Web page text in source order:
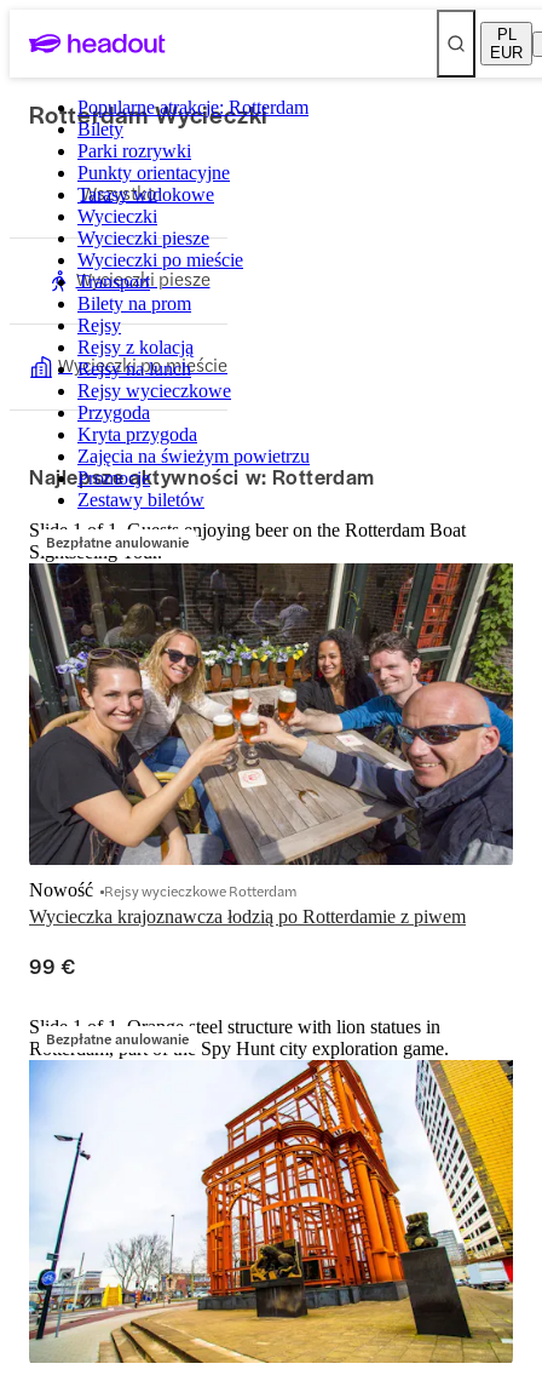
PL
EUR
Popularne atrakcje: Rotterdam
Bilety
Parki rozrywki
Punkty orientacyjne
Tarasy widokowe
Wycieczki
Wycieczki piesze
Wycieczki po mieście
Transport
Bilety na prom
Rejsy
Rejsy z kolacją
Rejsy na lunch
Rejsy wycieczkowe
Przygoda
Kryta przygoda
Zajęcia na świeżym powietrzu
Promocje
Zestawy biletów
Rotterdam Wycieczki
Wszystko
Wycieczki piesze
Wycieczki po mieście
Najlepsze aktywności w: Rotterdam
Bezpłatne anulowanie
Slide 1 of 1, Guests enjoying beer on the Rotterdam Boat
Sightseeing Tour.
Wycieczka krajoznawcza łodzią po Rotterdamie z piwem
Nowość Rejsy wycieczkowe Rotterdam
99 €
Bezpłatne anulowanie
Slide 1 of 1, Orange steel structure with lion statues in
Rotterdam, part of the Spy Hunt city exploration game.